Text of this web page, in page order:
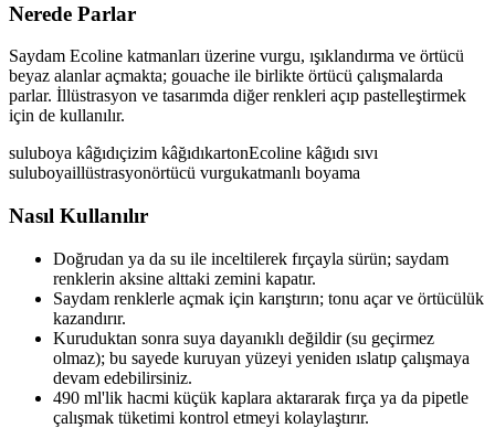
Nerede Parlar
Saydam Ecoline katmanları üzerine vurgu, ışıklandırma ve örtücü
beyaz alanlar açmakta; gouache ile birlikte örtücü çalışmalarda
parlar. İllüstrasyon ve tasarımda diğer renkleri açıp pastelleştirmek
için de kullanılır.
suluboya kâğıdıçizim kâğıdıkartonEcoline kâğıdı sıvı
suluboyaillüstrasyonörtücü vurgukatmanlı boyama
Nasıl Kullanılır
Doğrudan ya da su ile inceltilerek fırçayla sürün; saydam
renklerin aksine alttaki zemini kapatır.
Saydam renklerle açmak için karıştırın; tonu açar ve örtücülük
kazandırır.
Kuruduktan sonra suya dayanıklı değildir (su geçirmez
olmaz); bu sayede kuruyan yüzeyi yeniden ıslatıp çalışmaya
devam edebilirsiniz.
490 ml'lik hacmi küçük kaplara aktararak fırça ya da pipetle
çalışmak tüketimi kontrol etmeyi kolaylaştırır.